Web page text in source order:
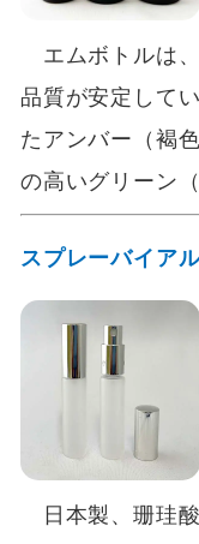
エムボトルは、
品質が安定して
たアンバー（褐
の高いグリーン
スプレーバイア
日本製、珊珪酸